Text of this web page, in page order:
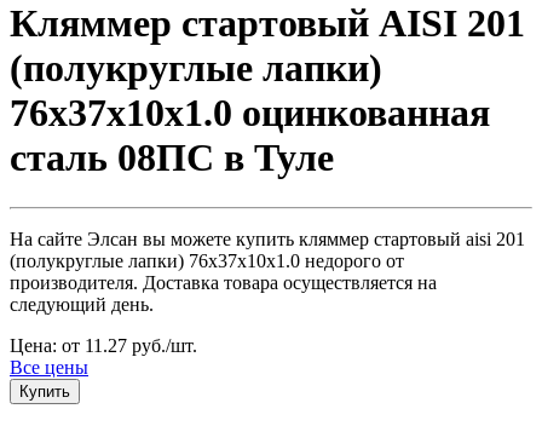
Кляммер стартовый AISI 201
(полукруглые лапки)
76х37х10x1.0 оцинкованная
сталь 08ПС в Туле
На сайте Элсан вы можете купить кляммер стартовый aisi 201
(полукруглые лапки) 76х37х10x1.0 недорого от
производителя. Доставка товара осуществляется на
следующий день.
Цена: от 11.27 руб./шт.
Все цены
Купить